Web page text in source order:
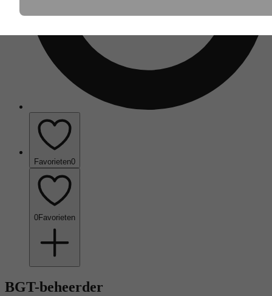
Favorieten0
0Favorieten
BGT-beheerder